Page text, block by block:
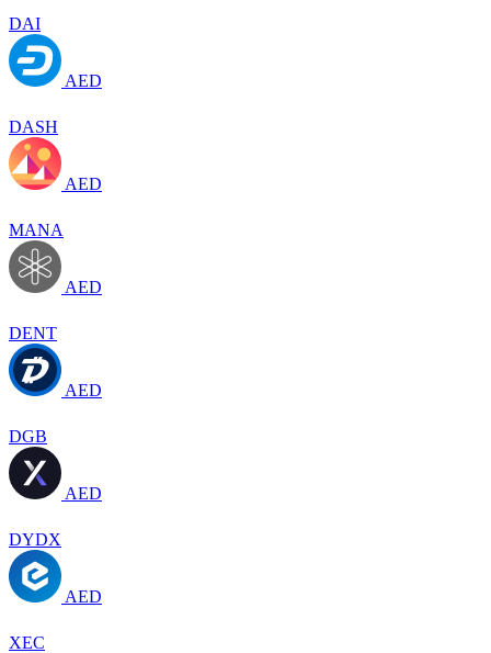
DAI
AED
DASH
AED
MANA
AED
DENT
AED
DGB
AED
DYDX
AED
XEC